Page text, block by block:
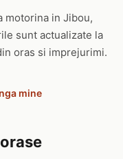
motorina in Jibou,
sunt actualizate la
oras si imprejurimi.
mine